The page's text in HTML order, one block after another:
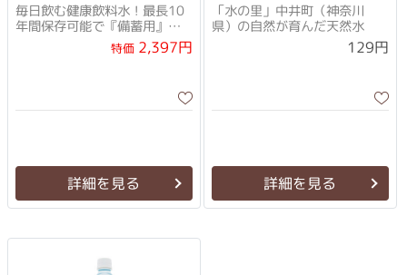
毎日飲む健康飲料水！最長10
年間保存可能で『備蓄用』と
特価2,397円
詳細を見る
「水の里」中井町（神奈川
県）の自然が育んだ天然水
129円
詳細を見る